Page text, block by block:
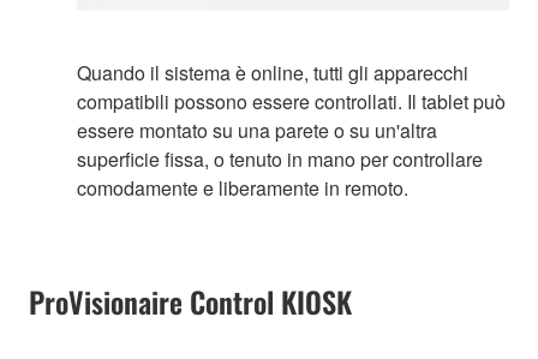
Quando il sistema è online, tutti gli apparecchi
compatibili possono essere controllati. Il tablet può
essere montato su una parete o su un'altra
superficie fissa, o tenuto in mano per controllare
comodamente e liberamente in remoto.
ProVisionaire Control KIOSK